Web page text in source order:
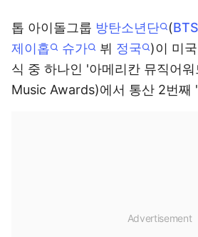
톱 아이돌그룹 방탄소년단 (BTS
제이홉
슈가 뷔 정국
)이 미
식 중 하나인 '아메리칸 뮤직어
Music Awards)에서 통산 2번째 '